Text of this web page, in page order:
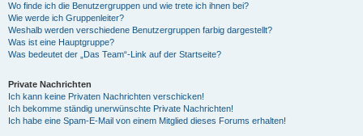
Wo finde ich die Benutzergruppen und wie trete ich ihnen bei?
Wie werde ich Gruppenleiter?
Weshalb werden verschiedene Benutzergruppen farbig dargestellt?
Was ist eine Hauptgruppe?
Was bedeutet der „Das Team“-Link auf der Startseite?
Private Nachrichten
Ich kann keine Privaten Nachrichten verschicken!
Ich bekomme ständig unerwünschte Private Nachrichten!
Ich habe eine Spam-E-Mail von einem Mitglied dieses Forums erhalten!